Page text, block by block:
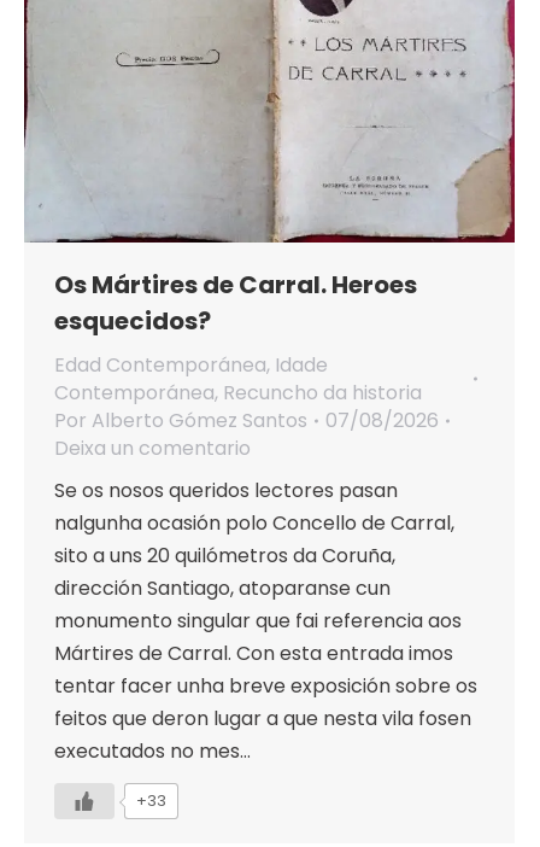
Os Mártires de Carral. Heroes
esquecidos?
Edad Contemporánea, Idade
Contemporánea, Recuncho da historia
Por Alberto Gómez Santos
07/08/2026
Deixa un comentario
Se os nosos queridos lectores pasan
nalgunha ocasión polo Concello de Carral,
sito a uns 20 quilómetros da Coruña,
dirección Santiago, atoparanse cun
monumento singular que fai referencia aos
Mártires de Carral. Con esta entrada imos
tentar facer unha breve exposición sobre os
feitos que deron lugar a que nesta vila fosen
executados no mes…
+33